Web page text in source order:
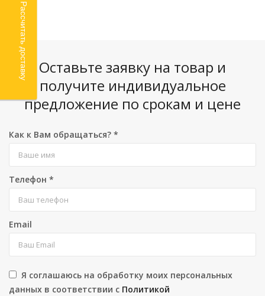
Оставьте заявку на товар и
получите индивидуальное
предложение по срокам и цене
Как к Вам обращаться? *
Телефон *
Email
Я соглашаюсь на обработку моих персональных
данных в соответствии с Политикой
Рассчитать доставку